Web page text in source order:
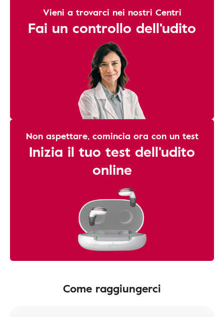
Vieni a trovarci nei nostri Centri
Fai un controllo dell'udito
Non aspettare, comincia ora con un test
Inizia il tuo test dell'udito
online
Come raggiungerci